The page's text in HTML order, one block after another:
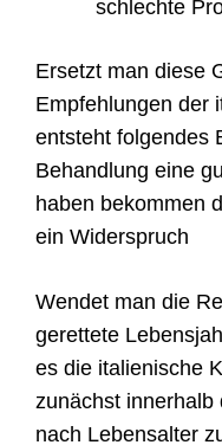
schlechte
Ersetzt man diese
Empfehlungen der
entsteht folgendes
Behandlung eine
haben bekommen
ein Widerspruch
Wendet man die
gerettete
es die italienische
zunächst innerhalb
nach Lebensalter